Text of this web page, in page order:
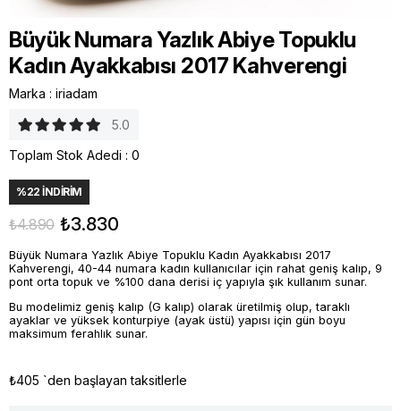
Büyük Numara Yazlık Abiye Topuklu
Kadın Ayakkabısı 2017 Kahverengi
Marka : iriadam
5.0
Toplam Stok Adedi : 0
%22 İNDIRIM
₺4.890 ₺3.830
Büyük Numara Yazlık Abiye Topuklu Kadın Ayakkabısı 2017
Kahverengi, 40-44 numara kadın kullanıcılar için rahat geniş kalıp, 9
pont orta topuk ve %100 dana derisi iç yapıyla şık kullanım sunar.
Bu modelimiz geniş kalıp (G kalıp) olarak üretilmiş olup, taraklı
ayaklar ve yüksek konturpiye (ayak üstü) yapısı için gün boyu
maksimum ferahlık sunar.
₺405 `den başlayan taksitlerle